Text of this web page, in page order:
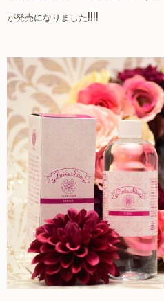
が発売になりました!!!!